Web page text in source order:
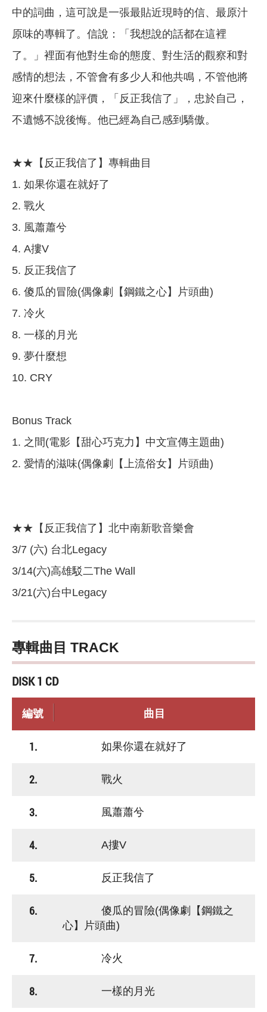
中的詞曲，這可說是一張最貼近現時的信、最原汁
原味的專輯了。信說：「我想說的話都在這裡
了。」裡面有他對生命的態度、對生活的觀察和對
感情的想法，不管會有多少人和他共鳴，不管他將
迎來什麼樣的評價，「反正我信了」，忠於自己，
不遺憾不說後悔。他已經為自己感到驕傲。
★★【反正我信了】專輯曲目
1. 如果你還在就好了
2. 戰火
3. 風蕭蕭兮
4. A摟V
5. 反正我信了
6. 傻瓜的冒險(偶像劇【鋼鐵之心】片頭曲)
7. 冷火
8. 一樣的月光
9. 夢什麼想
10. CRY
Bonus Track
1. 之間(電影【甜心巧克力】中文宣傳主題曲)
2. 愛情的滋味(偶像劇【上流俗女】片頭曲)
★★【反正我信了】北中南新歌音樂會
3/7 (六) 台北Legacy
3/14(六)高雄駁二The Wall
3/21(六)台中Legacy
專輯曲目 TRACK
DISK 1 CD
編號 曲目
1. 如果你還在就好了
2. 戰火
3. 風蕭蕭兮
4. A摟V
5. 反正我信了
6.
傻瓜的冒險(偶像劇【鋼鐵之
心】片頭曲)
7. 冷火
8. 一樣的月光